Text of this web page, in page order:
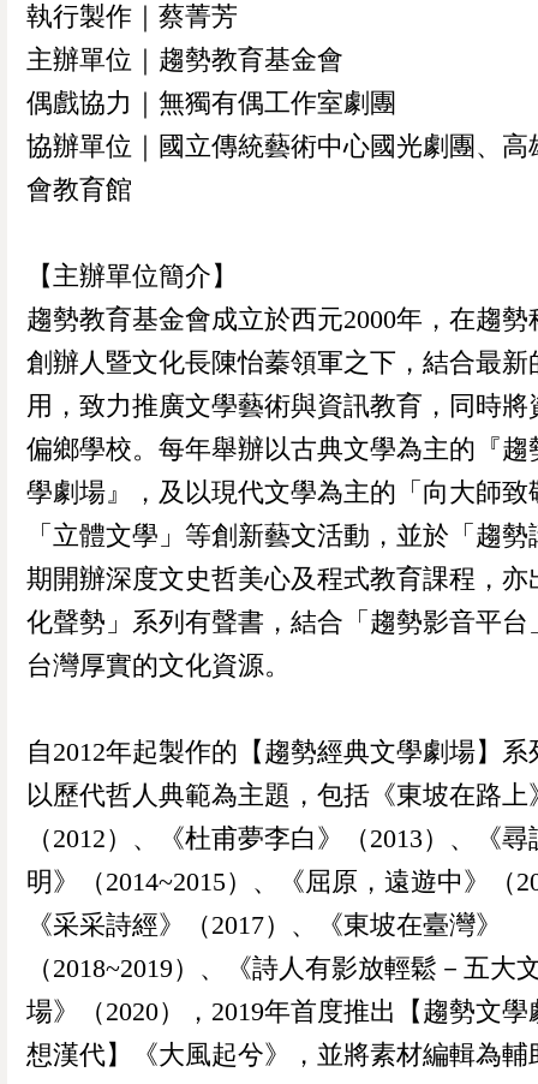
執行製作｜蔡菁芳
主辦單位｜趨勢教育基金會
偶戲協力｜無獨有偶工作室劇團
協辦單位｜國立傳統藝術中心國光劇團、高
會教育館
【主辦單位簡介】
趨勢教育基金會成立於西元2000年，在趨勢
創辦人暨文化長陳怡蓁領軍之下，結合最新
用，致力推廣文學藝術與資訊教育，同時將
偏鄉學校。每年舉辦以古典文學為主的『趨
學劇場』，及以現代文學為主的「向大師致
「立體文學」等創新藝文活動，並於「趨勢
期開辦深度文史哲美心及程式教育課程，亦
化聲勢」系列有聲書，結合「趨勢影音平台
台灣厚實的文化資源。
自2012年起製作的【趨勢經典文學劇場】系
以歷代哲人典範為主題，包括《東坡在路上
（2012）、《杜甫夢李白》（2013）、《
明》（2014~2015）、《屈原，遠遊中》（
《采采詩經》（2017）、《東坡在臺灣》
（2018~2019）、《詩人有影放輕鬆－五大
場》（2020），2019年首度推出【趨勢文學
想漢代】《大風起兮》，並將素材編輯為輔